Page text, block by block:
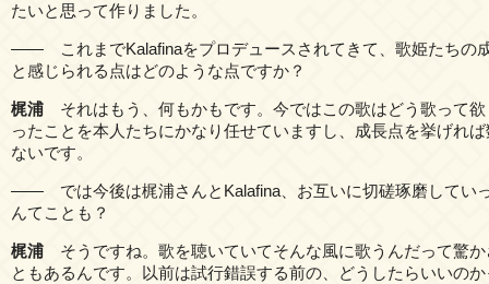
たいと思って作りました。
―― これまでKalafinaをプロデュースされてきて、歌姫たちの
と感じられる点はどのような点ですか？
梶浦 それはもう、何もかもです。今ではこの歌はどう歌って
ったことを本人たちにかなり任せていますし、成長点を挙げれ
ないです。
―― では今後は梶浦さんとKalafina、お互いに切磋琢磨してい
んてことも？
梶浦 そうですね。歌を聴いていてそんな風に歌うんだって驚
ともあるんです。以前は試行錯誤する前の、どうしたらいいの